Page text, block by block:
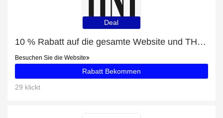
Deal
10 % Rabatt auf die gesamte Website und THE NORTH FACE EXTREME PILE JACKE BLAU mit 23% Rabatt
Besuchen Sie die Website
Rabatt Bekommen
29 klickt